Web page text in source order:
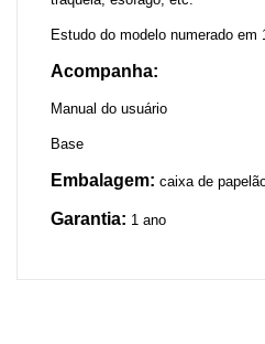
Estudo do modelo numerado
Acompanha:
Manual do usuário
Base
Embalagem: caixa de
Garantia: 1 ano